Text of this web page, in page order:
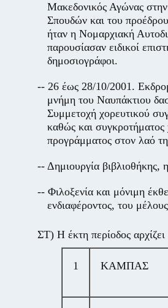
Μακεδονικός Αγώνας στην
Σπουδών και του
ήταν η Νομαρχιακή
παρουσίασαν ειδικοί
δημοσιογράφοι.
-- 26 έως 28/10/2001.
μνήμη του Ναυπάκτιου
Συμμετοχή χορευτικού
καθώς και συγκροτήματος
προγράμματος στον λαό
-- Δημιουργία βιβλιοθήκης,
-- Φιλοξενία και μόνιμη
ενδιαφέροντος, του
ΣΤ) Η έκτη περίοδος
1 ΚΑΜΠΑΣ